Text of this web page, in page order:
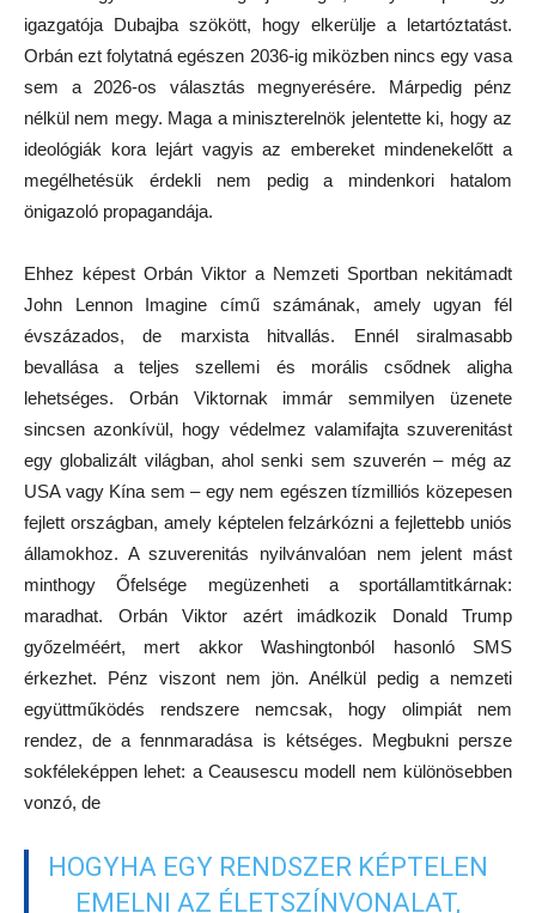
igazgatója Dubajba szökött, hogy elkerülje a letartóztatást.
Orbán ezt folytatná egészen 2036-ig miközben nincs egy vasa
sem a 2026-os választás megnyerésére. Márpedig pénz
nélkül nem megy. Maga a miniszterelnök jelentette ki, hogy az
ideológiák kora lejárt vagyis az embereket mindenekelőtt a
megélhetésük érdekli nem pedig a mindenkori hatalom
önigazoló propagandája.
Ehhez képest Orbán Viktor a Nemzeti Sportban nekitámadt
John Lennon Imagine című számának, amely ugyan fél
évszázados, de marxista hitvallás. Ennél siralmasabb
bevallása a teljes szellemi és morális csődnek aligha
lehetséges. Orbán Viktornak immár semmilyen üzenete
sincsen azonkívül, hogy védelmez valamifajta szuverenitást
egy globalizált világban, ahol senki sem szuverén – még az
USA vagy Kína sem – egy nem egészen tízmilliós közepesen
fejlett országban, amely képtelen felzárkózni a fejlettebb uniós
államokhoz. A szuverenitás nyilvánvalóan nem jelent mást
minthogy Őfelsége megüzenheti a sportállamtitkárnak:
maradhat. Orbán Viktor azért imádkozik Donald Trump
győzelméért, mert akkor Washingtonból hasonló SMS
érkezhet. Pénz viszont nem jön. Anélkül pedig a nemzeti
együttműködés rendszere nemcsak, hogy olimpiát nem
rendez, de a fennmaradása is kétséges. Megbukni persze
sokféleképpen lehet: a Ceausescu modell nem különösebben
vonzó, de
HOGYHA EGY RENDSZER KÉPTELEN
EMELNI AZ ÉLETSZÍNVONALAT,